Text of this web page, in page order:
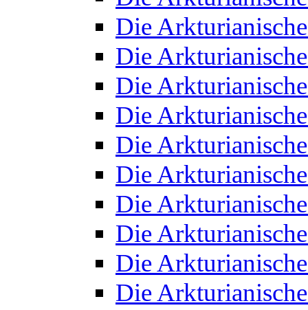
Die
Die
Die
Die
Die
Die
Die
Die
Die
Die